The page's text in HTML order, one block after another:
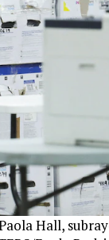
Hall,